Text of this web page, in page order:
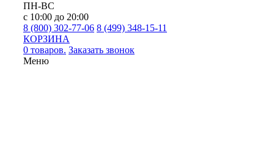
ПН-ВС
с 10:00 до 20:00
8 (800) 302-77-06 8 (499) 348-15-11
КОРЗИНА
0 товаров. Заказать звонок
Меню